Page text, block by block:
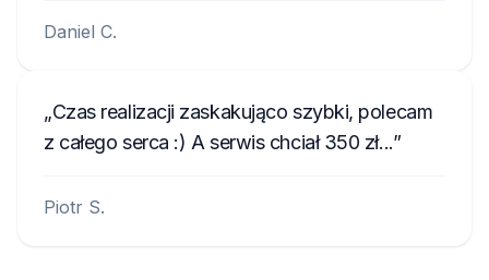
Daniel C.
Czas realizacji zaskakująco szybki, polecam
z całego serca :) A serwis chciał 350 zł...
Piotr S.